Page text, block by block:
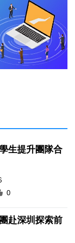
生提升團隊合
0
赴深圳探索前